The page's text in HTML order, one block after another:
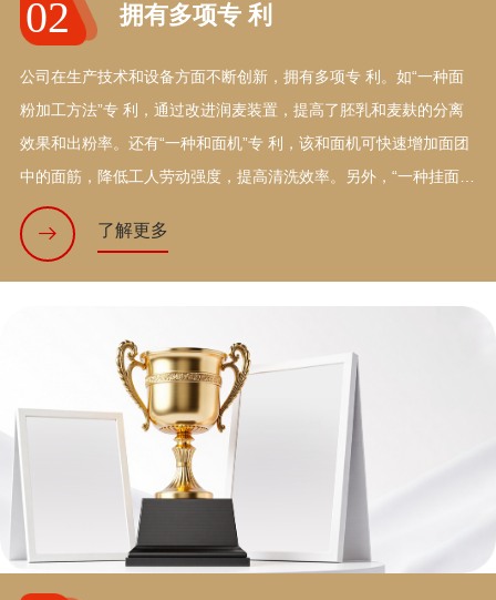
02 拥有多项专 利
公司在生产技术和设备方面不断创新，拥有多项专 利。如“一种面
粉加工方法”专 利，通过改进润麦装置，提高了胚乳和麦麸的分离
效果和出粉率。还有“一种和面机”专 利，该和面机可快速增加面团
中的面筋，降低工人劳动强度，提高清洗效率。另外，“一种挂面生
产用配料混合装置”专 利，解决了调料溶解缓慢和噪音扰民等问
题。“一种挂面烘干架”专 利，则有利于挂面水分湿气散发，提高烘
了解更多